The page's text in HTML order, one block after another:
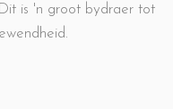
is 'n groot bydraer tot